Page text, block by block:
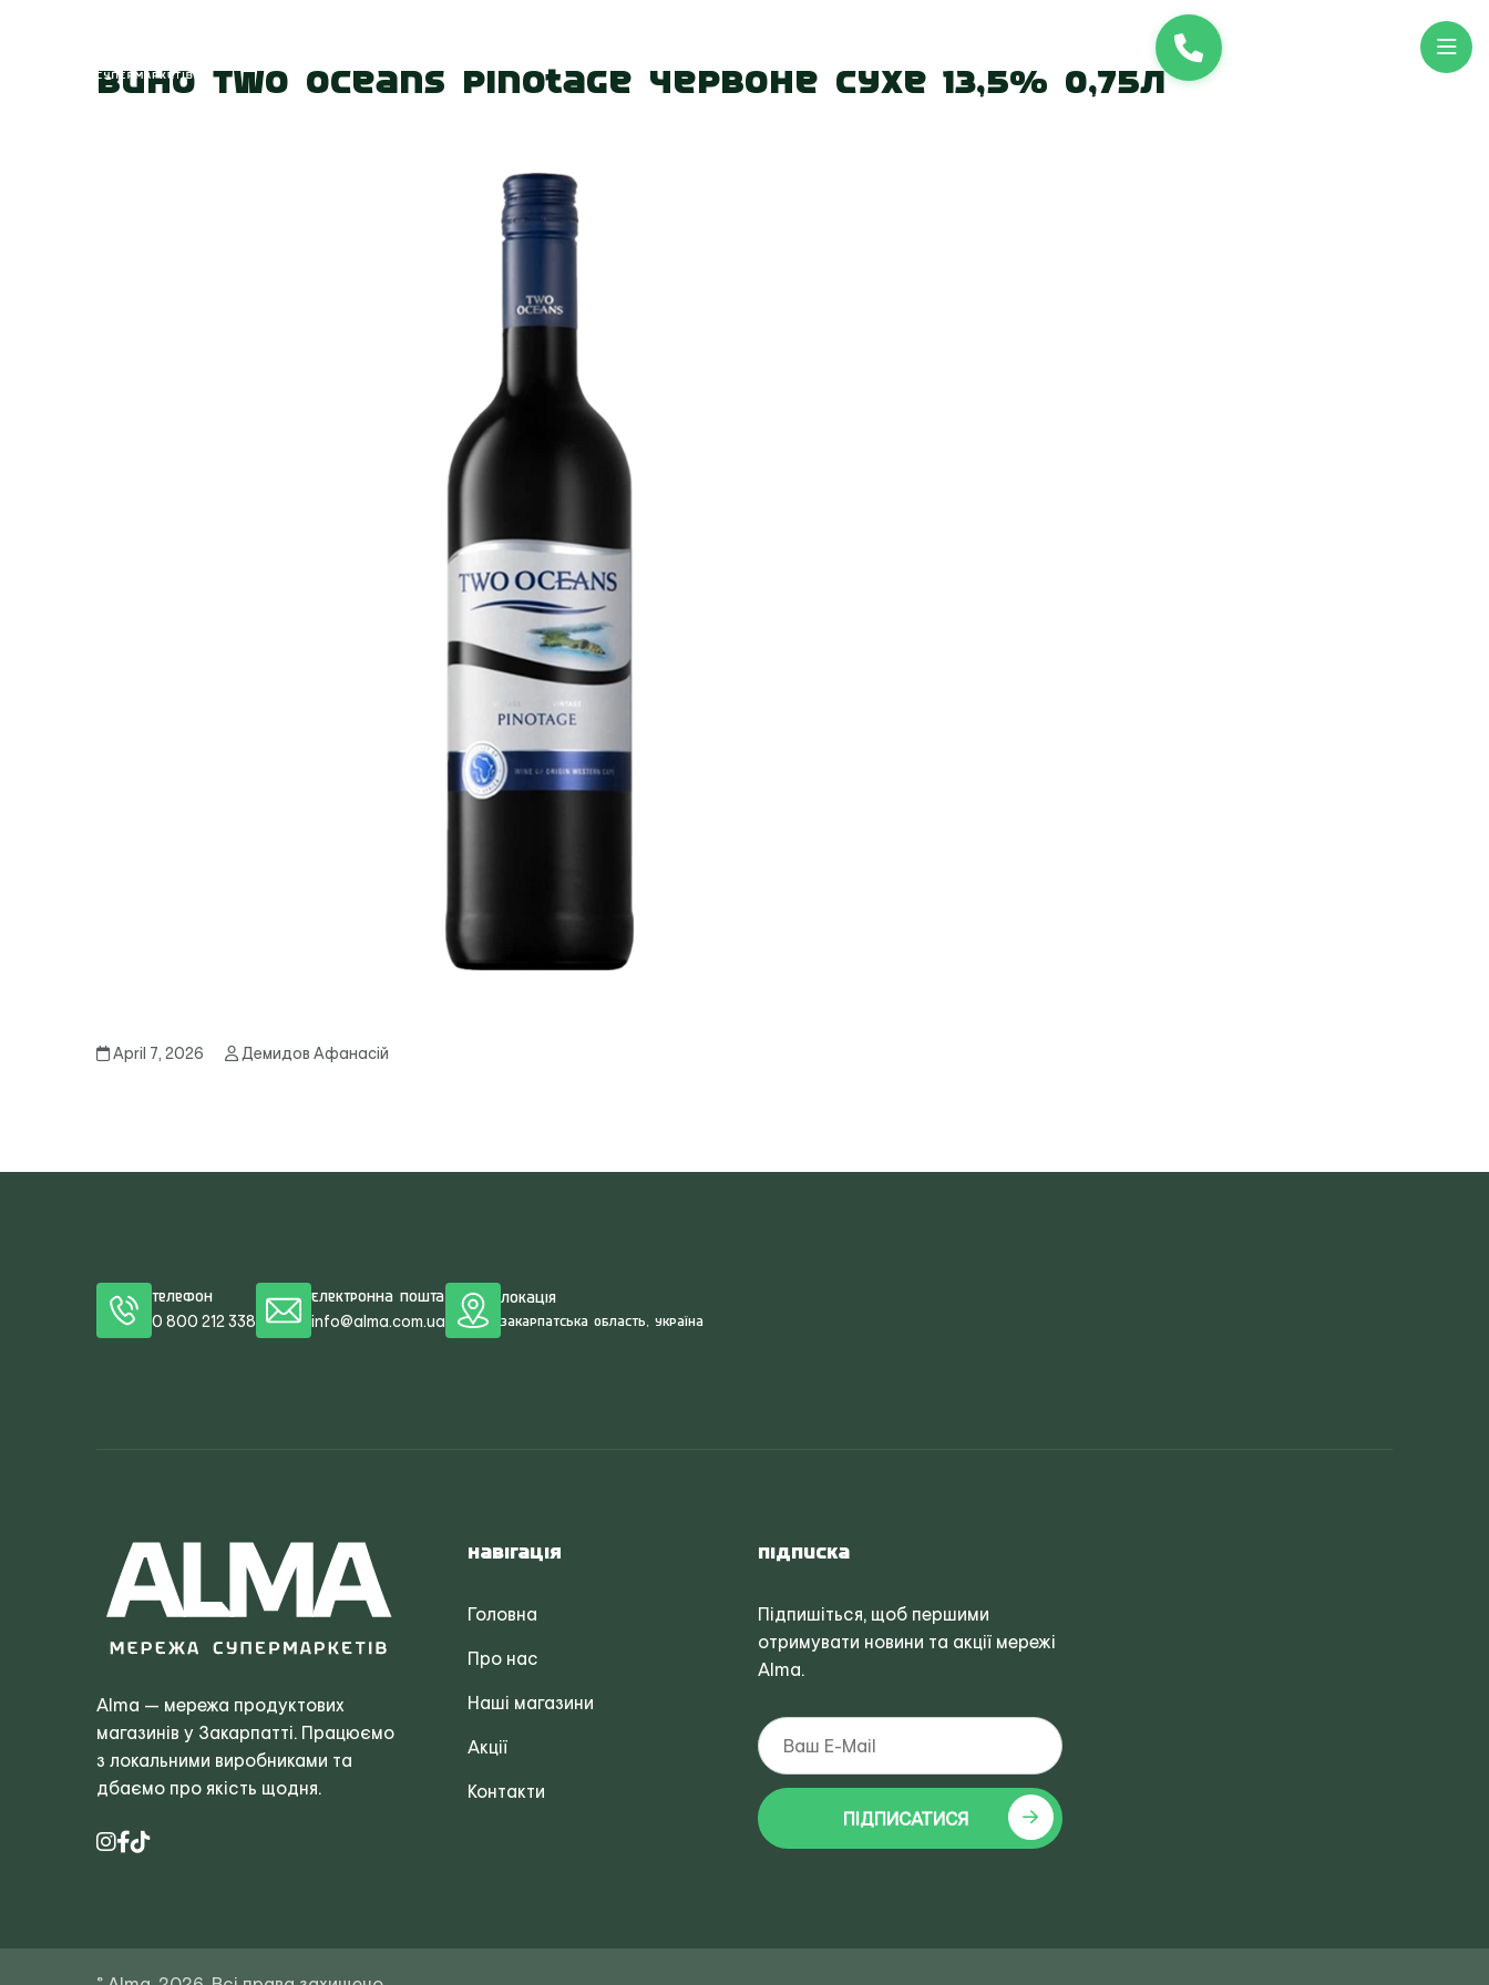
Вино Two Oceans Pinotage червоне сухе 13,5% 0,75л
April 7, 2026 Демидов Афанасій
Телефон
0 800 212 338
Електронна пошта
info@alma.com.ua
Локація
Закарпатська область, Україна
Alma — мережа продуктових
магазинів у Закарпатті. Працюємо
з локальними виробниками та
дбаємо про якість щодня.
Навігація
Головна
Про нас
Наші магазини
Акції
Контакти
Підписка
Підпишіться, щоб першими
отримувати новини та акції мережі
Alma.
ПІДПИСАТИСЯ